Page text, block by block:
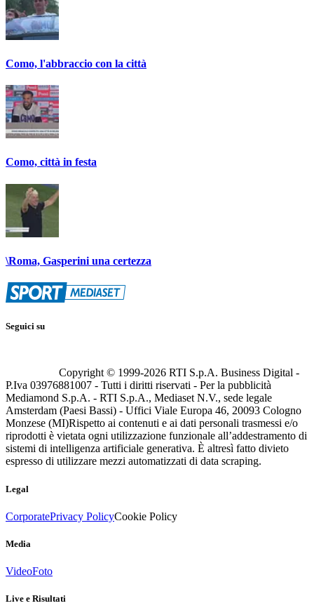
Como, l'abbraccio con la città
Como, città in festa
\Roma, Gasperini una certezza
Seguici su
Copyright © 1999-2026 RTI S.p.A. Business Digital -
P.Iva 03976881007 - Tutti i diritti riservati - Per la pubblicità
Mediamond S.p.A. - RTI S.p.A., Mediaset N.V., sede legale
Amsterdam (Paesi Bassi) - Uffici Viale Europa 46, 20093 Cologno
Monzese (MI)Rispetto ai contenuti e ai dati personali trasmessi e/o
riprodotti è vietata ogni utilizzazione funzionale all’addestramento di
sistemi di intelligenza artificiale generativa. È altresì fatto divieto
espresso di utilizzare mezzi automatizzati di data scraping.
Legal
CorporatePrivacy PolicyCookie Policy
Media
VideoFoto
Live e Risultati